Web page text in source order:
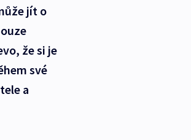
jít o
že si je
své
a